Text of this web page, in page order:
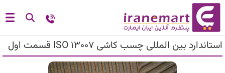
استاندارد بین المللی چسب کاشی ISO 13007 قسمت اول